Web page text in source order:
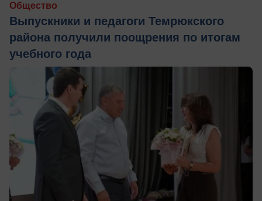
Общество
Выпускники и педагоги Темрюкского
района получили поощрения по итогам
учебного года